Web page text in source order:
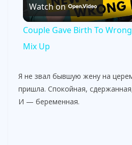
l
y
Watch on
Couple Gave Birth To
Mix Up
Я не звал бывшую жену на
пришла. Спокойная,
И — беременная.